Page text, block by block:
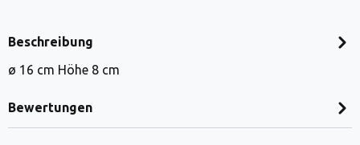
Beschreibung
ø 16 cm Höhe 8 cm
Bewertungen